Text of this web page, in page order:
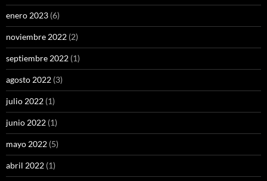
enero 2023 (6)
noviembre 2022 (2)
septiembre 2022 (1)
agosto 2022 (3)
julio 2022 (1)
junio 2022 (1)
mayo 2022 (5)
abril 2022 (1)